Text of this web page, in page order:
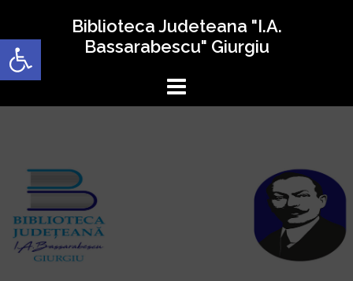
Deschide bara de unelte
conținut
Biblioteca Judeteana "I.A.
Bassarabescu" Giurgiu